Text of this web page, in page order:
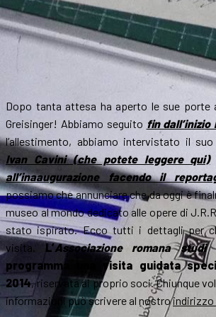
Dopo tanta attesa ha aperto le sue porte
Greisinger! Abbiamo seguito fin
l’allestimento, abbiamo intervistato il suo
Ivan Cavini (che potete leggere qui)
all’inaaugurazione facendo il
possiamo che annunciare che da oggi è
museo al mondo dedicato alle opere di
stato ispirato. Ecco tutti i dettagli per
visita. L’Associazione romana studi
programma una visita guidata
2014, riservata ai proprio soci. Chiunque
informazioni può scrivere al nostroindirizzo